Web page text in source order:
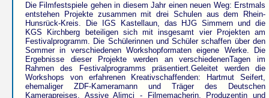
Die Filmfestspiele gehen in diesem Jahr einen neuen Weg: Erstmals
entstehen Projekte zusammen mit drei Schulen aus dem Rhein-
Hunsrück-Kreis. Die IGS Kastellaun, das HJG Simmern und die
KGS Kirchberg beteiligen sich mit insgesamt vier Projekten am
Festivalprogramm. Die Schülerinnen und Schüler schaffen über den
Sommer in verschiedenen Workshopformaten eigene Werke. Die
Ergebnisse dieser Projekte werden an verschiedenenTagen im
Rahmen des Festivalprogramms präsentiert.Geleitet werden die
Workshops von erfahrenen Kreativschaffenden: Hartmut Seifert,
ehemaliger ZDF-Kameramann und Träger des Deutschen
Kamerapreises, Assiye Alimci - Filmemacherin, Produzentin und